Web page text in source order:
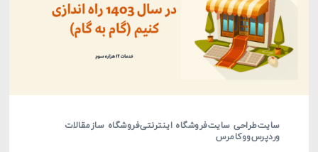
سایتطراحی سایتفروشگاه اینترنتیفروشگاه سازمقالات
وردپرسووکامرس